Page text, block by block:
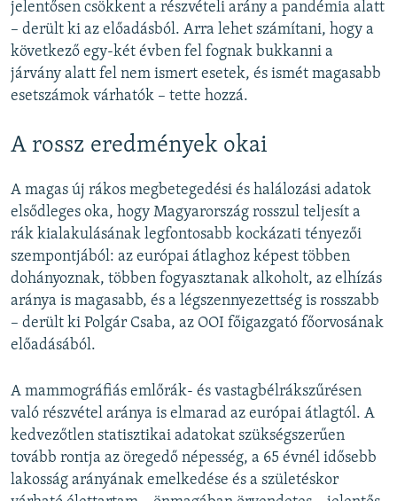
jelentősen csökkent a részvételi arány a pandémia alatt
– derült ki az előadásból. Arra lehet számítani, hogy a
következő egy-két évben fel fognak bukkanni a
járvány alatt fel nem ismert esetek, és ismét magasabb
esetszámok várhatók – tette hozzá.
A rossz eredmények okai
A magas új rákos megbetegedési és halálozási adatok
elsődleges oka, hogy Magyarország rosszul teljesít a
rák kialakulásának legfontosabb kockázati tényezői
szempontjából: az európai átlaghoz képest többen
dohányoznak, többen fogyasztanak alkoholt, az elhízás
aránya is magasabb, és a légszennyezettség is rosszabb
– derült ki Polgár Csaba, az OOI főigazgató főorvosának
előadásából.
A mammográfiás emlőrák- és vastagbélrákszűrésen
való részvétel aránya is elmarad az európai átlagtól. A
kedvezőtlen statisztikai adatokat szükségszerűen
tovább rontja az öregedő népesség, a 65 évnél idősebb
lakosság arányának emelkedése és a születéskor